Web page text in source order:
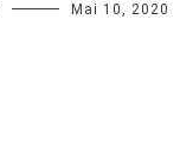
Mai 10, 2020